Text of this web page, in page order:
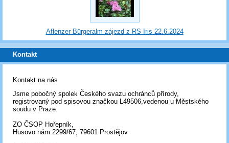
Aflenzer Bürgeralm zájezd z RS Iris 22.6.2024
Kontakt
Kontakt na nás
Jsme pobočný spolek Českého svazu ochránců přírody,
registrovaný pod spisovou značkou L49506,vedenou u Městského
soudu v Praze.
ZO ČSOP Hořepník,
Husovo nám.2299/67, 79601 Prostějov